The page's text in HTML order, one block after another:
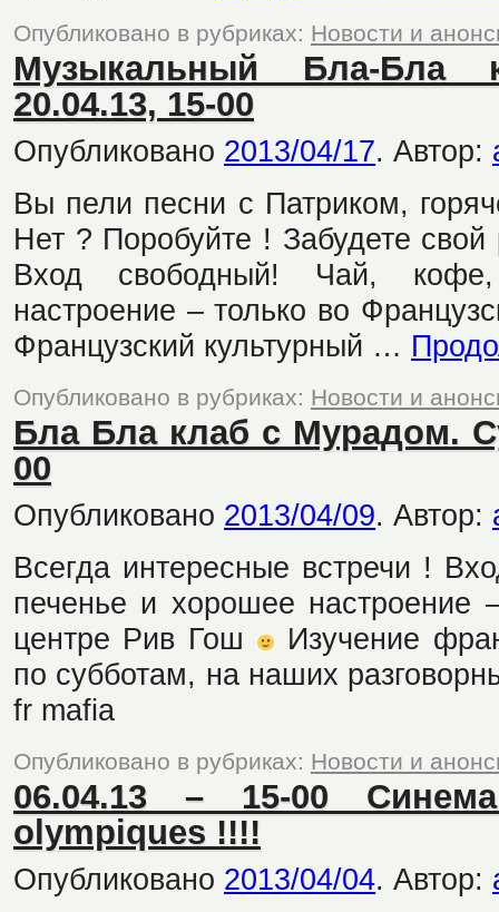
Опубликовано в рубриках: Новости и
Музыкальный Бла-Бла
20.04.13, 15-00
Опубликовано 2013/04/17. Автор:
Вы пели песни с Патриком,
Нет ? Поробуйте ! Забудете
Вход свободный! Чай,
настроение – только во
Французский культурный …
Опубликовано в рубриках: Новости и
Бла Бла клаб с Мурадом.
00
Опубликовано 2013/04/09. Автор:
Всегда интересные встречи !
печенье и хорошее настроение
центре Рив Гош
Изучение
по субботам, на наших
fr mafia
Опубликовано в рубриках: Новости и
06.04.13 – 15-00
olympiques !!!!
Опубликовано 2013/04/04. Автор: